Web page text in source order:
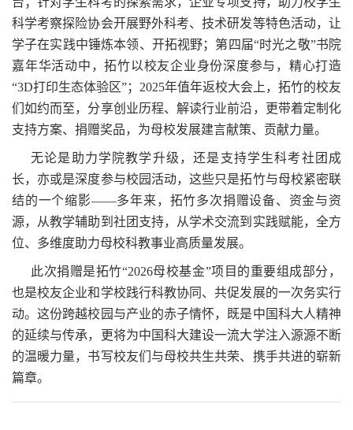
科学考察探险协会开展野外科考、技术研发等特色活动，让
学子在实践中锤炼本领、开拓视野；第四届“时光之敬”书院
嘉年华活动中，拓竹以校友企业身份深度参与，精心打造
“3D打印生态体验区”；2025年值年返校大会上，拓竹的校友
们如约而至，分享创业历程、解读行业前沿，更带着定制化
支持方案、捐赠奖品，为母校发展建言献策、贡献力量。
无论是助力学院教学升级，还是支持学生科考社团成
长，亦或是深度参与校园活动，这些只是拓竹与母校紧密联
结的一个缩影——多年来，拓竹多次捐赠设备、资金与资
源，从教学辅助到社团支持，从学术交流到实践赋能，全方
位、多维度助力母校科教事业高质量发展。
此次捐赠是拓竹“2026母校基金”项目的重要组成部分，
也是校友企业和学校践行科教协同、共促发展的一次务实行
动。这份跨越校园与产业的赤子情怀，既是中国科大人精神
的延续与传承，更将为中国科大建设一流大学注入源源不断
的温暖力量，书写校友们与母校共生共荣、携手共进的崭新
篇章。